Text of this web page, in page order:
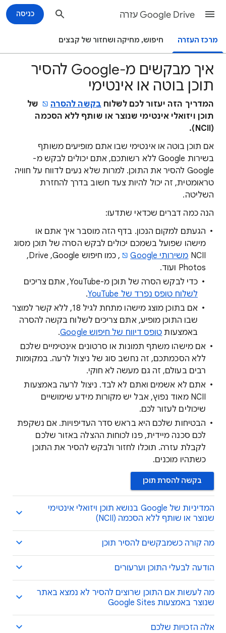
Google Drive עזרה כניסה
מרכז העזרה חיפוש, מחיקה ושחזור של קבצים
איך מבקשים מ-Google להסיר
תוכן בוטה או אינטימי
המדריך הזה יעזור לכם לשלוח בקשה להסרה
של
תוכן ויזואלי אינטימי שנוצר או שותף ללא הסכמה
(NCII).
אם תוכן בוטה או אינטימי שבו אתם מופיעים משותף
בשירות Google ללא רשותכם, אתם יכולים לבקש מ-
Google להסיר את התוכן. למרות שלא נעים לדווח על חוויה
טראומטית, זה יכול להיות צעד חשוב בדרך להחזרת
השליטה.
הנה כמה דברים שכדאי שתדעו:
הגעתם למקום הנכון. בדף הזה מוסבר איך אתם או
מישהו שפועל בשמכם יכולים לבקש הסרה של תוכן מסוג
NCII משירותי Google
, כמו חיפוש Google,‏ Drive,‏
Photos ועוד.
כדי לבקש הסרה של תוכן מ-YouTube, אתם צריכים
לשלוח טופס נפרד של YouTube
.
אם בתוכן מוצג מישהו מתחת לגיל 18, ללא קשר למוצר
שבו התוכן מופיע, אתם צריכים לשלוח בקשה להסרה
באמצעות טופס דיווח של חיפוש Google
.
אם מישהו משתף תמונות או סרטונים אינטימיים שלכם
ללא הסכמתכם, זה נחשב סוג של ניצול לרעה. במקומות
רבים בעולם, זה גם מעשה לא חוקי.
אתם לא אשמים ואתם לא לבד. ניצול לרעה באמצעות
NCII מאוד נפוץ, אבל יש מקורות מידע שימושיים
שיכולים לעזור לכם.
הבטיחות שלכם היא בראש סדר העדיפויות. אם נשקפת
לכם סכנה מיידית, פנו לכוחות ההצלה באזור שלכם
לקבלת עזרה. תוכלו לחזור ולבקש להסיר את התוכן
כשתהיו מוכנים.
בקשה להסרת תוכן
המדיניות של Google בנושא תוכן ויזואלי אינטימי
שנוצר או שותף ללא הסכמה (NCII)
מה קורה כשמבקשים להסיר תוכן
הודעה לבעלי התוכן וערעורים
מה לעשות אם התוכן שרוצים להסיר לא נמצא באתר
שנוצר באמצעות Google Sites
אלה הזכויות שלכם